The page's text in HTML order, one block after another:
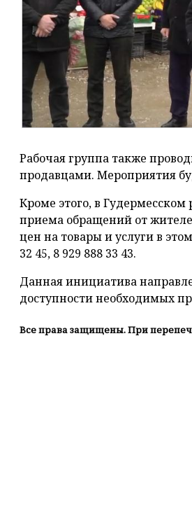
Рабочая группа также
продавцами. Мероприятия
Кроме этого, в
приема обращений от
цен на товары и услуги в
32 45, 8 929 888 33 43.
Данная инициатива
доступности необходимых
Все права защищены. При